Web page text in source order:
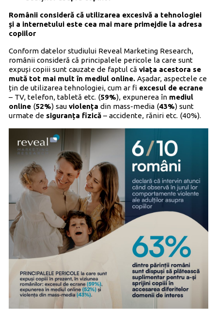
Românii consideră că utilizarea excesivă a tehnologiei
și a internetului este cea mai mare primejdie la adresa
copiilor
Conform datelor studiului Reveal Marketing Research,
românii consideră că principalele pericole la care sunt
expuși copiii sunt cauzate de faptul că viața acestora se
mută tot mai mult în mediul online. Așadar, aspectele ce
țin de utilizarea tehnologiei, cum ar fi excesul de ecrane
– TV, telefon, tabletă etc. (59%), expunerea în mediul
online(52%) sau violența din mass-media (43%) sunt
urmate de siguranța fizică– accidente, răniri etc. (40%).